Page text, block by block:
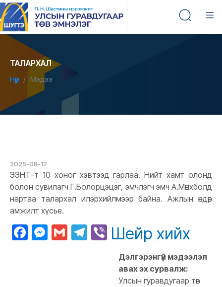
ТАЛАРХАЛ
Нүүр Мэдээ
2025-08-12
ЭЭНТ-т 10 хоног хэвтээд гарлаа. Нийт хамт олонд
болон сувилагч Г.Болорцэцэг, эмчлэгч эмч А.Мөнхболд
нартаа талархал илэрхийлмээр байна. Ажлын өндөр
амжилт хүсье.
Facebook
Messenger
GmailTelegram
Viber
Шейр хийх
Дэлгэрэнгүй мэдээлэл
авах эх сурвалж:
Улсын гуравдугаар төв